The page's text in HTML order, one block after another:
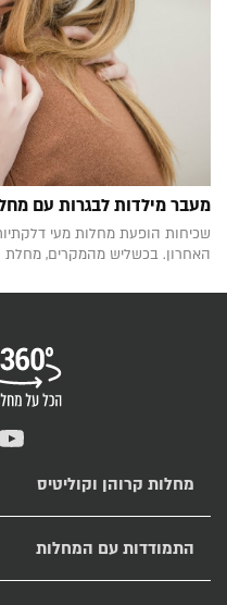
מעבר מילדות לבגרות עם
שכיחות הופעת מחלות מעי
האחרון. בכשליש מהמקרים, מחלת
מחלות קרוהן וקוליטיס
מחלת קרוהן
מחלת קוליטיס כיבית
התמודדות עם המחלות
תזונה לחולי קרוהן וקוליטיס